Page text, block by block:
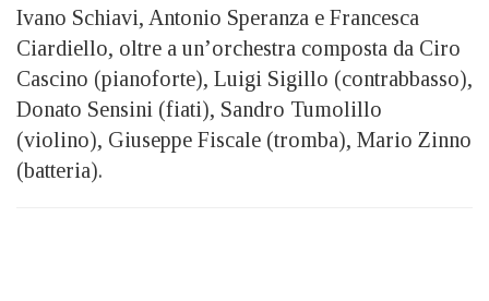
Ivano Schiavi, Antonio Speranza e Francesca
Ciardiello, oltre a un’orchestra composta da Ciro
Cascino (pianoforte), Luigi Sigillo (contrabbasso),
Donato Sensini (fiati), Sandro Tumolillo
(violino), Giuseppe Fiscale (tromba), Mario Zinno
(batteria).